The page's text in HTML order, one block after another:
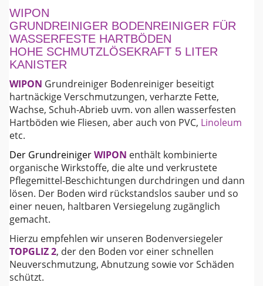
WIPON
GRUNDREINIGER BODENREINIGER FÜR
WASSERFESTE HARTBÖDEN
HOHE SCHMUTZLÖSEKRAFT 5 LITER
KANISTER
WIPON Grundreiniger Bodenreiniger beseitigt
hartnäckige Verschmutzungen, verharzte Fette,
Wachse, Schuh-Abrieb uvm. von allen wasserfesten
Hartböden wie Fliesen, aber auch von PVC, Linoleum
etc.
Der GrundreinigerWIPON enthält kombinierte
organische Wirkstoffe, die alte und verkrustete
Pflegemittel-Beschichtungen durchdringen und dann
lösen. Der Boden wird rückstandslos sauber und so
einer neuen, haltbaren Versiegelung zugänglich
gemacht.
Hierzu empfehlen wir unseren Bodenversiegeler
TOPGLIZ 2, der den Boden vor einer schnellen
Neuverschmutzung, Abnutzung sowie vor Schäden
schützt.